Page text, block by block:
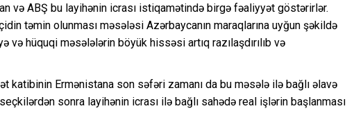
və ABŞ bu layihənin icrası istiqamətində birgə fəaliyyət göstərirlər.
təmin olunması məsələsi Azərbaycanın maraqlarına uyğun şəkildə
və hüquqi məsələlərin böyük hissəsi artıq razılaşdırılıb və
katibinin Ermənistana son səfəri zamanı da bu məsələ ilə bağlı əlavə
sonra layihənin icrası ilə bağlı sahədə real işlərin başlanması